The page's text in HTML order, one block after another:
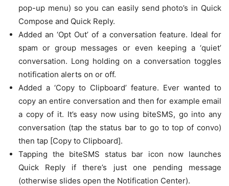
pop-up menu) so you can easily send photo’s in Quick
Compose and Quick Reply.
Added an ‘Opt Out’ of a conversation feature. Ideal for
spam or group messages or even keeping a ‘quiet’
conversation. Long holding on a conversation toggles
notification alerts on or off.
Added a ‘Copy to Clipboard’ feature. Ever wanted to
copy an entire conversation and then for example email
a copy of it. It’s easy now using biteSMS, go into any
conversation (tap the status bar to go to top of convo)
then tap [Copy to Clipboard].
Tapping the biteSMS status bar icon now launches
Quick Reply if there’s just one pending message
(otherwise slides open the Notification Center).